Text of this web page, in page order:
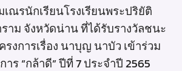
ณรนักเรียนโรงเรียนพระปริยัติ
าม จังหวัดน่าน ที่ได้รับรางวัลชนะ
รงการเรื่อง นาบุญ นาบัว เข้าร่วม
ร “กล้าดี” ปีที่ 7 ประจำปี 2565